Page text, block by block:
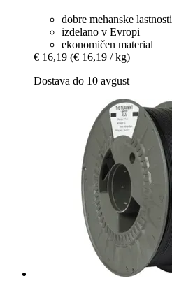
dobre mehanske lastnosti
izdelano v Evropi
ekonomičen material
€ 16,19 (€ 16,19 / kg)
Dostava do 10 avgust